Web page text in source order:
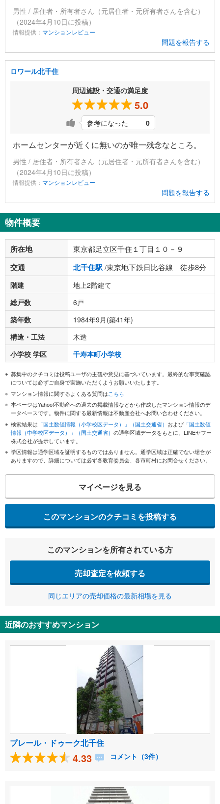
男性 / 居住者・所有者さん（元居住者・元所有者さんを含む）
（2024年4月10日に投稿）
情報提供： マンションレビュー
問題を報告する
ロワール北千住
周辺施設・交通の満足度
5.0
参考になった 0
ホームセンターが近くに無いのが唯一残念なところ。
男性 / 居住者・所有者さん（元居住者・元所有者さんを含む）
（2024年4月10日に投稿）
情報提供： マンションレビュー
問題を報告する
物件概要
所在地 東京都足立区千住１丁目１０－９
交通 北千住駅/東京地下鉄日比谷線 徒歩8分
階建
地上2階建て
総戸数
6戸
築年数
1984年9月(築41年)
構造・工法
木造
小学校 学区
千寿本町小学校
募集中のクチコミは投稿ユーザの主観や意見に基づいています。最終的な事実確認
については必ずご自身で実施いただくようお願いいたします。
マンション情報に関するよくある質問はこちら
本ページはYahoo!不動産への過去の掲載情報などから作成したマンション情報のデ
ータベースです。物件に関する最新情報は不動産会社へお問い合わせください。
検索結果は 「国土数値情報（小学校区データ）」（国土交通省） および 「国土数値
情報（中学校区データ）」（国土交通省） の通学区域データをもとに、LINEヤフー
株式会社が提示しています。
学区情報は通学区域を証明するものではありません。通学区域は正確でない場合が
ありますので、詳細については必ず各教育委員会、各市町村にお問合せください。
マイページを見る
このマンションのクチコミを投稿する
このマンションを所有されている方
売却査定を依頼する
同じエリアの売却価格の最新相場を見る
近隣のおすすめマンション
プレール・ドゥーク北千住
4.33 コメント（3件）